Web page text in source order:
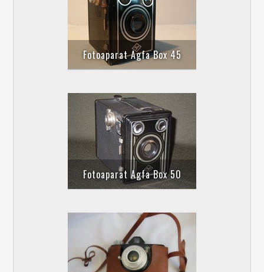
Fotoaparat Agfa Box 45
Fotoaparat Agfa Box 50